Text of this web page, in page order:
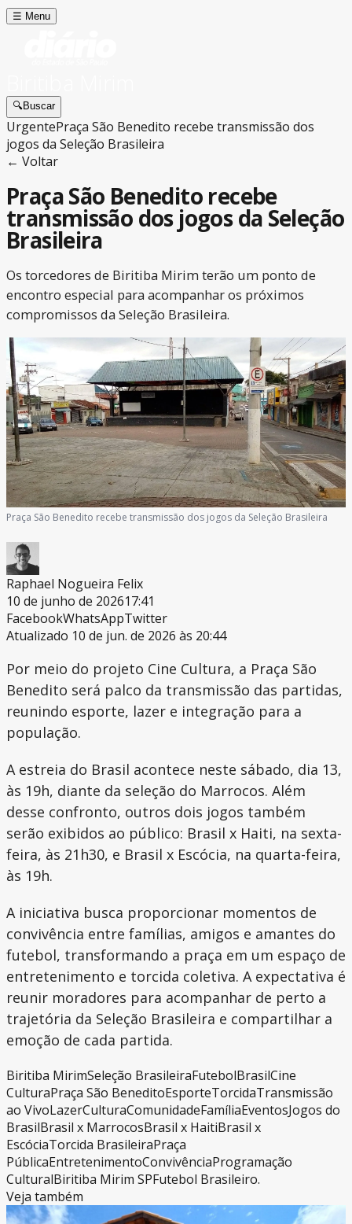
☰ Menu
🔍Buscar
UrgentePraça São Benedito recebe transmissão dos
jogos da Seleção Brasileira
← Voltar
Praça São Benedito recebe
transmissão dos jogos da Seleção
Brasileira
Os torcedores de Biritiba Mirim terão um ponto de
encontro especial para acompanhar os próximos
compromissos da Seleção Brasileira.
Praça São Benedito recebe transmissão dos jogos da Seleção Brasileira
Raphael Nogueira Felix
10 de junho de 202617:41
FacebookWhatsAppTwitter
Atualizado 10 de jun. de 2026 às 20:44
Por meio do projeto Cine Cultura, a Praça São
Benedito será palco da transmissão das partidas,
reunindo esporte, lazer e integração para a
população.
A estreia do Brasil acontece neste sábado, dia 13,
às 19h, diante da seleção do Marrocos. Além
desse confronto, outros dois jogos também
serão exibidos ao público: Brasil x Haiti, na sexta-
feira, às 21h30, e Brasil x Escócia, na quarta-feira,
às 19h.
A iniciativa busca proporcionar momentos de
convivência entre famílias, amigos e amantes do
futebol, transformando a praça em um espaço de
entretenimento e torcida coletiva. A expectativa é
reunir moradores para acompanhar de perto a
trajetória da Seleção Brasileira e compartilhar a
emoção de cada partida.
Biritiba MirimSeleção BrasileiraFutebolBrasilCine
CulturaPraça São BeneditoEsporteTorcidaTransmissão
ao VivoLazerCulturaComunidadeFamíliaEventosJogos do
BrasilBrasil x MarrocosBrasil x HaitiBrasil x
EscóciaTorcida BrasileiraPraça
PúblicaEntretenimentoConvivênciaProgramação
CulturalBiritiba Mirim SPFutebol Brasileiro.
Veja também